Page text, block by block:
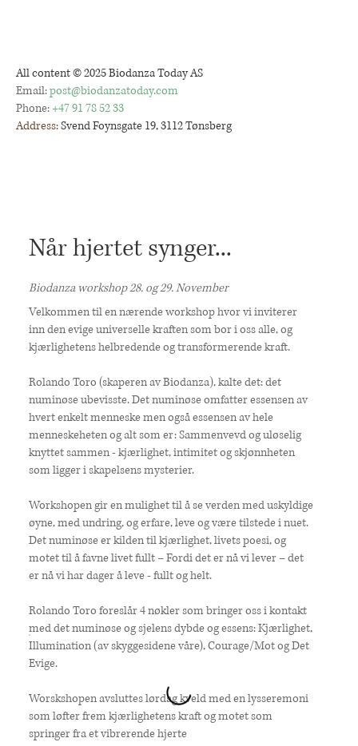
Når hjertet synger...
Biodanza workshop 28. og 29. November
Velkommen til en nærende workshop hvor vi inviterer
inn den evige universelle kraften som bor i oss alle, og
kjærlighetens helbredende og transformerende kraft.
Rolando Toro (skaperen av Biodanza), kalte det: det
numinøse ubevisste. Det numinøse omfatter essensen av
hvert enkelt menneske men også essensen av hele
menneskeheten og alt som er: Sammenvevd og uløselig
knyttet sammen - kjærlighet, intimitet og skjønnheten
som ligger i skapelsens mysterier.
Workshopen gir en mulighet til å se verden med uskyldige
øyne, med undring, og erfare, leve og være tilstede i nuet.
Det numinøse er kilden til kjærlighet, livets poesi, og
motet til å favne livet fullt – Fordi det er nå vi lever – det
er nå vi har dager å leve - fullt og helt.
Rolando Toro foreslår 4 nøkler som bringer oss i kontakt
med det numinøse og sjelens dybde og essens: Kjærlighet,
Illumination (av skyggesidene våre), Courage/Mot og Det
Evige.
Worskshopen avsluttes lørdag kveld med en lysseremoni
som løfter frem kjærlighetens kraft og motet som
springer fra et vibrerende hjerte
Email:post@biodanzatoday.com
All content © 2025 Biodanza Today AS
Address:Svend Foynsgate 19, 3112 Tønsberg
Phone: +47 91 78 52 33